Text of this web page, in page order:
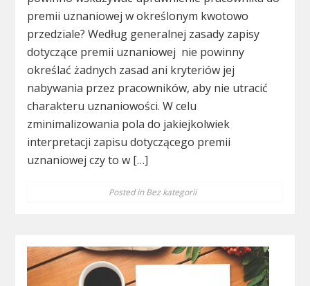
premii uznaniowej w określonym kwotowo
przedziale? Według generalnej zasady zapisy
dotyczące premii uznaniowej nie powinny
określać żadnych zasad ani kryteriów jej
nabywania przez pracowników, aby nie utracić
charakteru uznaniowości. W celu
zminimalizowania pola do jakiejkolwiek
interpretacji zapisu dotyczącego premii
uznaniowej czy to w […]
Posted inBez kategorii